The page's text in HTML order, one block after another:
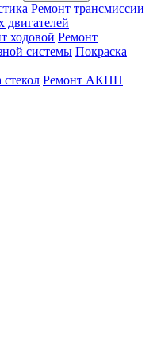
Ремонт трансмиссии
двигателей
ходовой Ремонт
системы Покраска
стекол Ремонт АКПП